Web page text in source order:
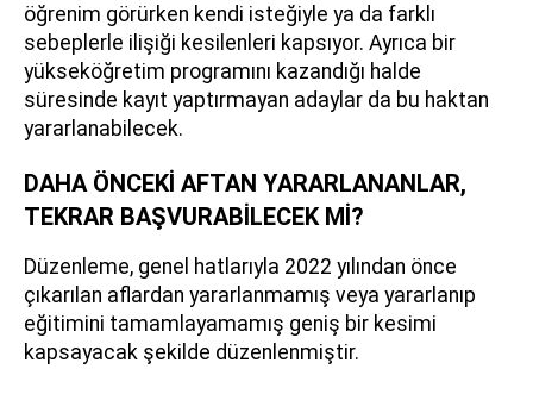
öğrenim görürken kendi isteğiyle ya da farklı
sebeplerle ilişiği kesilenleri kapsıyor. Ayrıca bir
yükseköğretim programını kazandığı halde
süresinde kayıt yaptırmayan adaylar da bu haktan
yararlanabilecek.
DAHA ÖNCEKİ AFTAN YARARLANANLAR,
TEKRAR BAŞVURABİLECEK Mİ?
Düzenleme, genel hatlarıyla 2022 yılından önce
çıkarılan aflardan yararlanmamış veya yararlanıp
eğitimini tamamlayamamış geniş bir kesimi
kapsayacak şekilde düzenlenmiştir.